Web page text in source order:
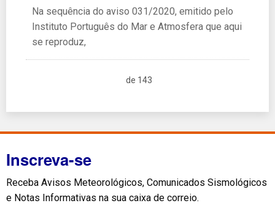
Na sequência do aviso 031/2020, emitido pelo
Instituto Português do Mar e Atmosfera que aqui
se reproduz,
de 143
Inscreva-se
Receba Avisos Meteorológicos, Comunicados Sismológicos
e Notas Informativas na sua caixa de correio.